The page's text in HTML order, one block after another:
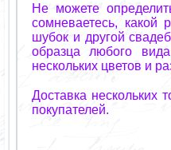
Не можете
сомневаетесь, какой
шубок и другой
образца любого
нескольких цветов и
Доставка нескольких
покупателей.